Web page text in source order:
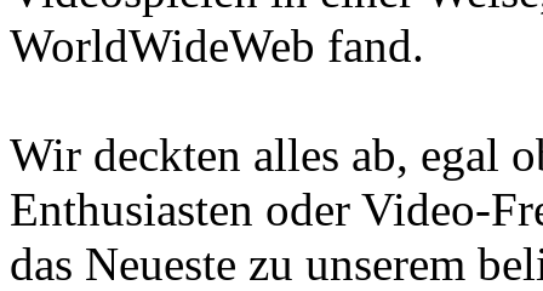
WorldWideWeb fand.
Wir deckten alles ab, egal
Enthusiasten oder Video-
das Neueste zu unserem